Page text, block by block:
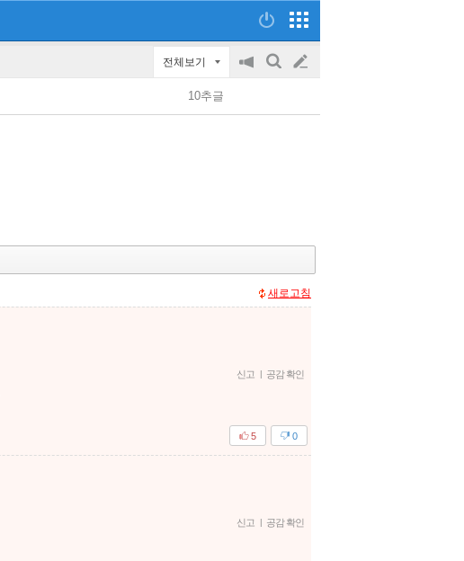
전체보기
공
on/off
검
글
쓰
10추글
새로고침
신고 | 공감 확인
0
5
신고 | 공감 확인